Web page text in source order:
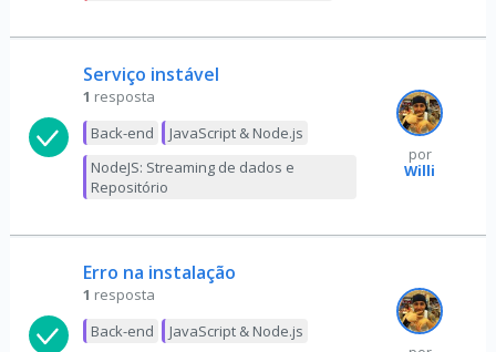
Serviço instável
1 resposta
Back-end
JavaScript & Node.js
NodeJS: Streaming de dados e
Repositório
por
Willi
Erro na instalação
1 resposta
Back-end
JavaScript & Node.js